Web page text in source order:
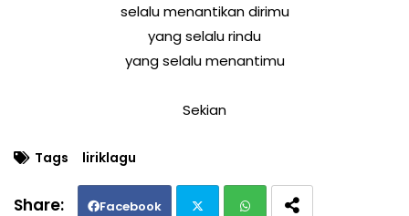
selalu menantikan dirimu
yang selalu rindu
yang selalu menantimu
Sekian
Tags liriklagu
Facebook